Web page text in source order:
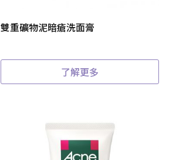
雙重礦物泥暗瘡洗面膏
了解更多